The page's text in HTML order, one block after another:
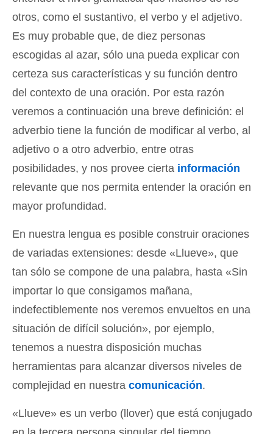
otros, como el sustantivo, el verbo y el adjetivo.
Es muy probable que, de diez personas
escogidas al azar, sólo una pueda explicar con
certeza sus características y su función dentro
del contexto de una oración. Por esta razón
veremos a continuación una breve definición: el
adverbio tiene la función de modificar al verbo, al
adjetivo o a otro adverbio, entre otras
posibilidades, y nos provee cierta información
relevante que nos permita entender la oración en
mayor profundidad.
En nuestra lengua es posible construir oraciones
de variadas extensiones: desde «Llueve», que
tan sólo se compone de una palabra, hasta «Sin
importar lo que consigamos mañana,
indefectiblemente nos veremos envueltos en una
situación de difícil solución», por ejemplo,
tenemos a nuestra disposición muchas
herramientas para alcanzar diversos niveles de
complejidad en nuestra comunicación.
«Llueve» es un verbo (llover) que está conjugado